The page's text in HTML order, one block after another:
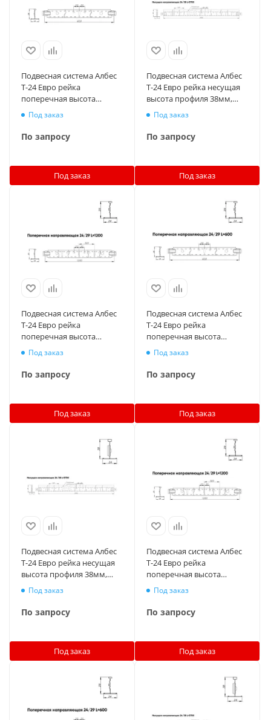
Подвесная система Албес
T-24 Евро рейка
поперечная высота
профиля 29мм, длина
600мм, металлик матовый
Под заказ
По запросу
Под заказ
Подвесная система Албес
T-24 Евро рейка несущая
высота профиля 38мм,
длина 3700мм, черный
Под заказ
По запросу
Под заказ
Подвесная система Албес
T-24 Евро рейка
поперечная высота
профиля 29мм, длина
1200мм, черный
Под заказ
По запросу
Под заказ
Подвесная система Албес
T-24 Евро рейка
поперечная высота
профиля 29мм, длина
600мм, черный
Под заказ
По запросу
Под заказ
Подвесная система Албес
T-24 Евро рейка несущая
высота профиля 38мм,
длина 3700мм, суперхром
Под заказ
По запросу
Под заказ
Подвесная система Албес
T-24 Евро рейка
поперечная высота
профиля 29мм, длина
1200мм, суперхром
Под заказ
По запросу
Под заказ